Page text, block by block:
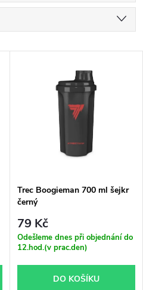
Trec Boogieman 700 ml šejkr
černý
79 Kč
Odešleme dnes při objednání do
12.hod.(v prac.den)
DO KOŠÍKU